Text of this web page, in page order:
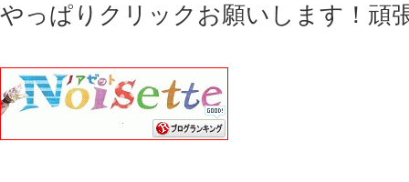
やっぱりクリックお願いします！頑